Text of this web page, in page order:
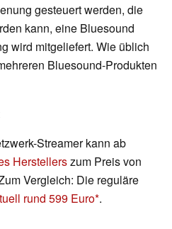
gesteuert werden, die
kann, eine Bluesound
wird mitgeliefert. Wie üblich
Bluesound-Produkten
Streamer kann ab
Herstellerszum Preis von
Vergleich: Die reguläre
rund 599 Euro .